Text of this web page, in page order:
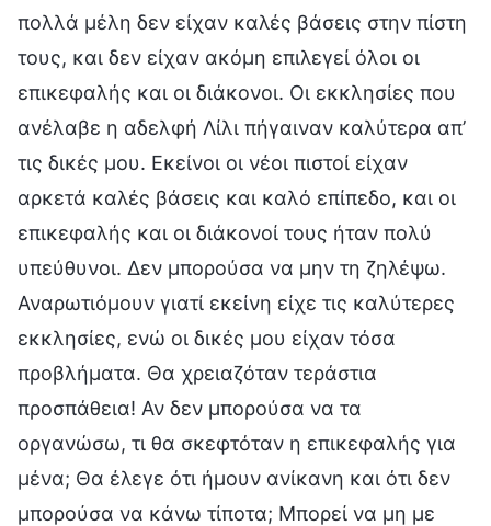
πολλά μέλη δεν είχαν καλές βάσεις στην πίστη
τους, και δεν είχαν ακόμη επιλεγεί όλοι οι
επικεφαλής και οι διάκονοι. Οι εκκλησίες που
ανέλαβε η αδελφή Λίλι πήγαιναν καλύτερα απ’
τις δικές μου. Εκείνοι οι νέοι πιστοί είχαν
αρκετά καλές βάσεις και καλό επίπεδο, και οι
επικεφαλής και οι διάκονοί τους ήταν πολύ
υπεύθυνοι. Δεν μπορούσα να μην τη ζηλέψω.
Αναρωτιόμουν γιατί εκείνη είχε τις καλύτερες
εκκλησίες, ενώ οι δικές μου είχαν τόσα
προβλήματα. Θα χρειαζόταν τεράστια
προσπάθεια! Αν δεν μπορούσα να τα
οργανώσω, τι θα σκεφτόταν η επικεφαλής για
μένα; Θα έλεγε ότι ήμουν ανίκανη και ότι δεν
μπορούσα να κάνω τίποτα; Μπορεί να μη με